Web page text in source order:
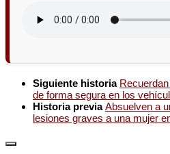
Siguiente historia
de forma segura en los
Historia previaAbsuelven a
lesiones graves a una mujer